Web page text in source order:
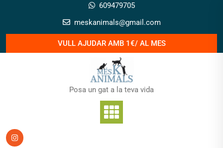
609479705
meskanimals@gmail.com
VULL AJUDAR AMB 1€/ AL MES
Posa un gat a la teva vida